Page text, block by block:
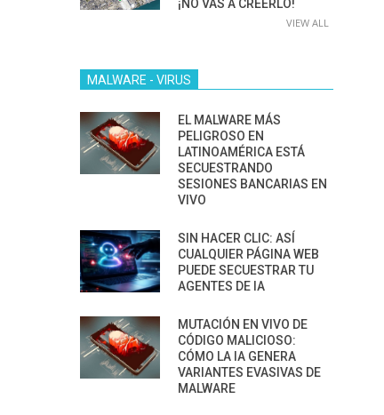
¡NO VAS A CREERLO!
VIEW ALL
MALWARE - VIRUS
EL MALWARE MÁS
PELIGROSO EN
LATINOAMÉRICA ESTÁ
SECUESTRANDO
SESIONES BANCARIAS EN
VIVO
SIN HACER CLIC: ASÍ
CUALQUIER PÁGINA WEB
PUEDE SECUESTRAR TU
AGENTES DE IA
MUTACIÓN EN VIVO DE
CÓDIGO MALICIOSO:
CÓMO LA IA GENERA
VARIANTES EVASIVAS DE
MALWARE